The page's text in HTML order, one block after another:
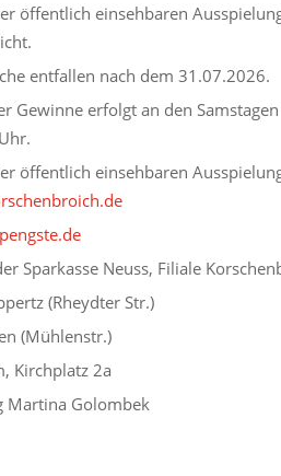
öffentlich einsehbaren
entfallen nach dem 31.07.2026.
Gewinne erfolgt an den
öffentlich einsehbaren
Sparkasse Neuss, Filiale
(Rheydter Str.)
(Mühlenstr.)
Kirchplatz 2a
Martina Golombek